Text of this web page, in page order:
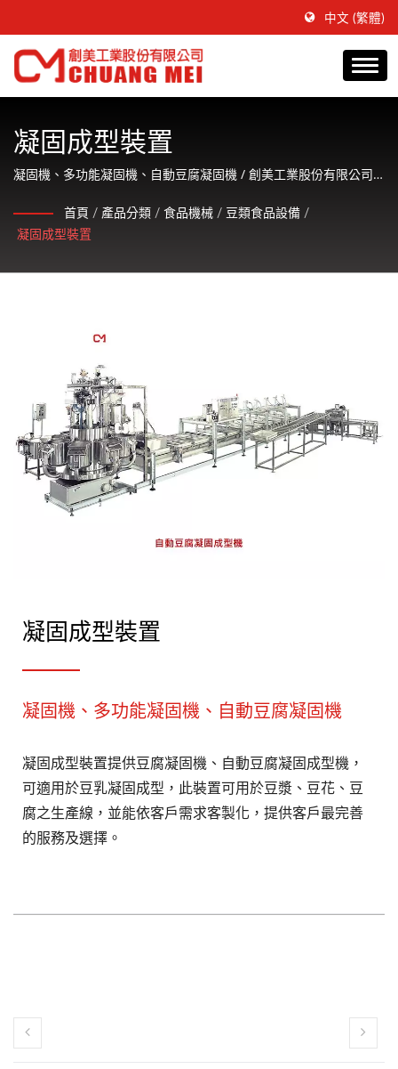
中文 (繁體)
凝固成型裝置
凝固機、多功能凝固機、自動豆腐凝固機 / 創美工業股份有限公司
首頁 / 產品分類 / 食品機械 / 豆類食品設備 /
凝固成型裝置
凝固成型裝置
凝固機、多功能凝固機、自動豆腐凝固機
凝固成型裝置提供豆腐凝固機、自動豆腐凝固成型機，
可適用於豆乳凝固成型，此裝置可用於豆漿、豆花、豆
腐之生產線，並能依客戶需求客製化，提供客戶最完善
的服務及選擇。